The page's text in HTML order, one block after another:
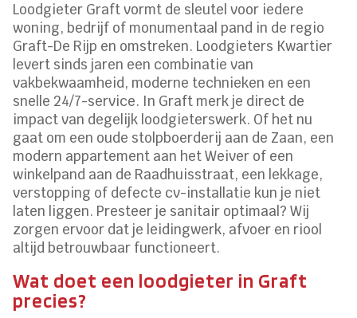
Loodgieter Graft vormt de sleutel voor iedere
woning, bedrijf of monumentaal pand in de regio
Graft-De Rijp en omstreken.​ Loodgieters Kwartier
levert sinds jaren een combinatie van
vakbekwaamheid, moderne technieken en een
snelle 24/7-service.​ In Graft merk je direct de
impact van degelijk loodgieterswerk.​ Of het nu
gaat om een oude stolpboerderij aan de Zaan, een
modern appartement aan het Weiver of een
winkelpand aan de Raadhuisstraat, een lekkage,
verstopping of defecte cv-installatie kun je niet
laten liggen.​ Presteer je sanitair optimaal? Wij
zorgen ervoor dat je leidingwerk, afvoer en riool
altijd betrouwbaar functioneert.​
Wat doet een loodgieter in Graft
precies?